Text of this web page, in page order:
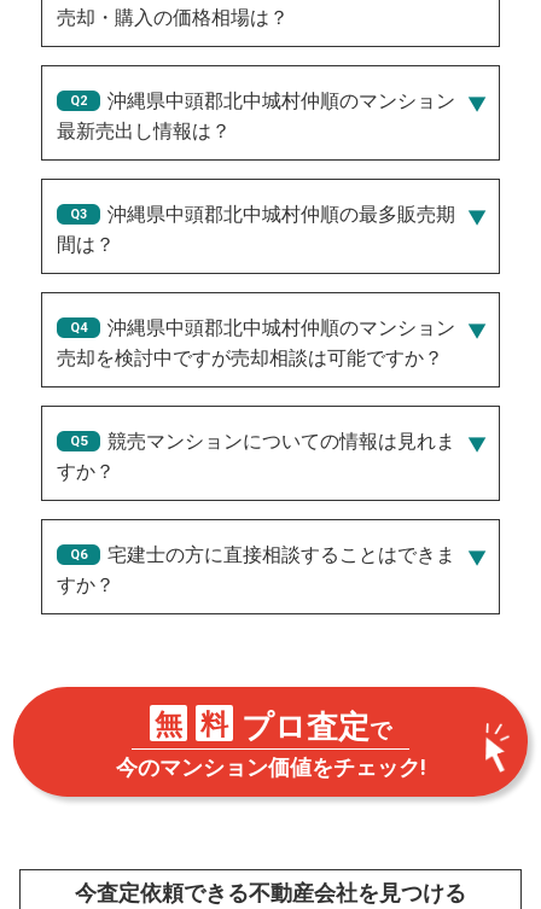
売却・購入の価格相場は？
沖縄県中頭郡北中城村仲順のマンション
最新売出し情報は？
2026/07/27/4,500万円 、 2026/07/30/6,250万円 、
2026/08/04/9,550万円 、 2026/08/02/1億2,800万円
、 2026/08/07/6,250万円
沖縄県中頭郡北中城村仲順の最多販売期
間は？
181
沖縄県中頭郡北中城村仲順のマンション
売却を検討中ですが売却相談は可能ですか？
競売マンションについての情報は見れま
すか？
宅建士の方に直接相談することはできま
すか？
無 料 プロ査定で
今のマンション価値をチェック!
今査定依頼できる不動産会社を見つける